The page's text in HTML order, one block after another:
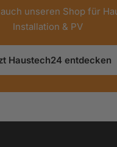
unseren Shop für
Installation & PV
Haustech24 entdecken